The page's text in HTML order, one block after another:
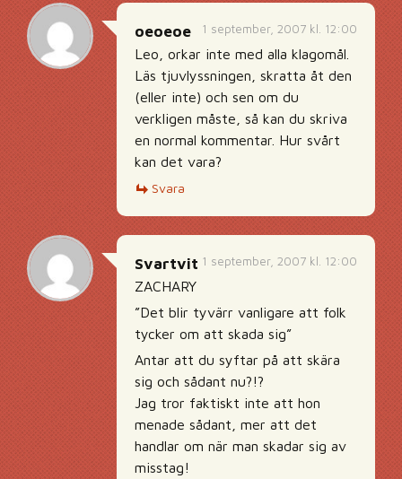
1 september, 2007 kl. 12:00
oeoeoe
Leo, orkar inte med alla klagomål.
Läs tjuvlyssningen, skratta åt den
(eller inte) och sen om du
verkligen måste, så kan du skriva
en normal kommentar. Hur svårt
kan det vara?
Svara
1 september, 2007 kl. 12:00
Svartvit
ZACHARY
”Det blir tyvärr vanligare att folk
tycker om att skada sig”
Antar att du syftar på att skära
sig och sådant nu?!?
Jag tror faktiskt inte att hon
menade sådant, mer att det
handlar om när man skadar sig av
misstag!